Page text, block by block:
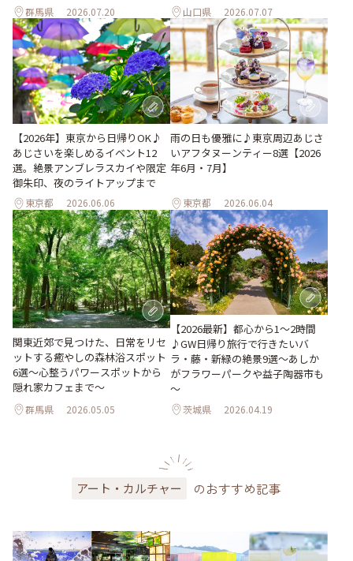
群馬県 2026.07.20 山口県 2026.07.07
【2026年】東京から日帰りOK♪
あじさいを楽しめるイベント12
選。絶景アンブレラスカイや限定
御朱印、夜のライトアップまで
東京都 2026.06.06
雨の日も優雅に♪東京周辺あじさ
いアフタヌーンティー8選【2026
年6月・7月】
東京都 2026.06.04
関東近郊で見つけた、日常をリセ
ットする癒やしの森林浴スポット
6選～心整うパワースポットから
隠れ家カフェまで～
群馬県 2026.05.05
【2026最新】都心から1～2時間
♪GW日帰り旅行で行きたいバ
ラ・藤・新緑の絶景9選～あしか
がフラワーパークや益子陶器市も
～
茨城県 2026.04.19
アート・カルチャー のおすすめ記事